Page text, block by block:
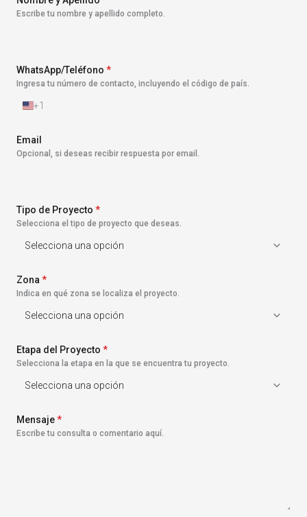
Escribe tu nombre y apellido completo.
WhatsApp/Teléfono *
Ingresa tu número de contacto, incluyendo el código de país.
E
a
d
n
i
o
1
+1
Email
Opcional, si deseas recibir respuesta por email.
Tipo de Proyecto *
Selecciona el tipo de proyecto que deseas.
Zona *
Indica en qué zona se localiza el proyecto.
Etapa del Proyecto *
Selecciona la etapa en la que se encuentra tu proyecto.
Mensaje*
Escribe tu consulta o comentario aquí.